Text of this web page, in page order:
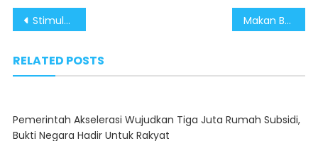
Post
Stimulus Ekonomi yang Diluncurkan Saat Sumpah Pemuda Jadi Lompatan Kemandirian Makan Bergizi Gratis Wujudkan Indonesia Sehat dan Bersatu di Semangat Sumpah Pemuda
RELATED POSTS
Pemerintah Akselerasi Wujudkan Tiga Juta Rumah Subsidi,
Bukti Negara Hadir Untuk Rakyat